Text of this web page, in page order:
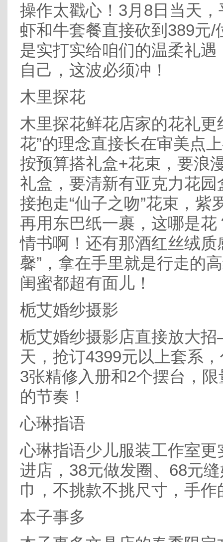
操作太戳心！3月8日当天
虾和牛套餐直接砍到389元/
是实打实给咱们的温柔礼
自己，这波必须冲！
木里探花
木里探花鲜花店家的花礼更
花”的理念直接长在审美点
按预算搭礼盒+花束，要浪
礼盒，要清新有亚克力花
接抱走“仙子之吻”花束，紫
再用东巴纸一裹，这哪是
情书啊！还有那酒红丝绒质
馨”，拿在手里就是行走的
闺蜜都超有面儿！
栀艾婚纱摄影
栀艾婚纱摄影店直接放大
天，抢订4399元以上套系
3张精修入册和2个摆台，
的节奏！
心琳指语
心琳指语少儿服装工作室更
进店，38元做发圈、68元
巾，不挑款不挑尺寸，手
本子事多